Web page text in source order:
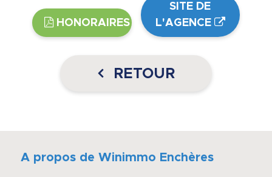
HONORAIRES
SITE DE
L'AGENCE
RETOUR
A propos de Winimmo Enchères